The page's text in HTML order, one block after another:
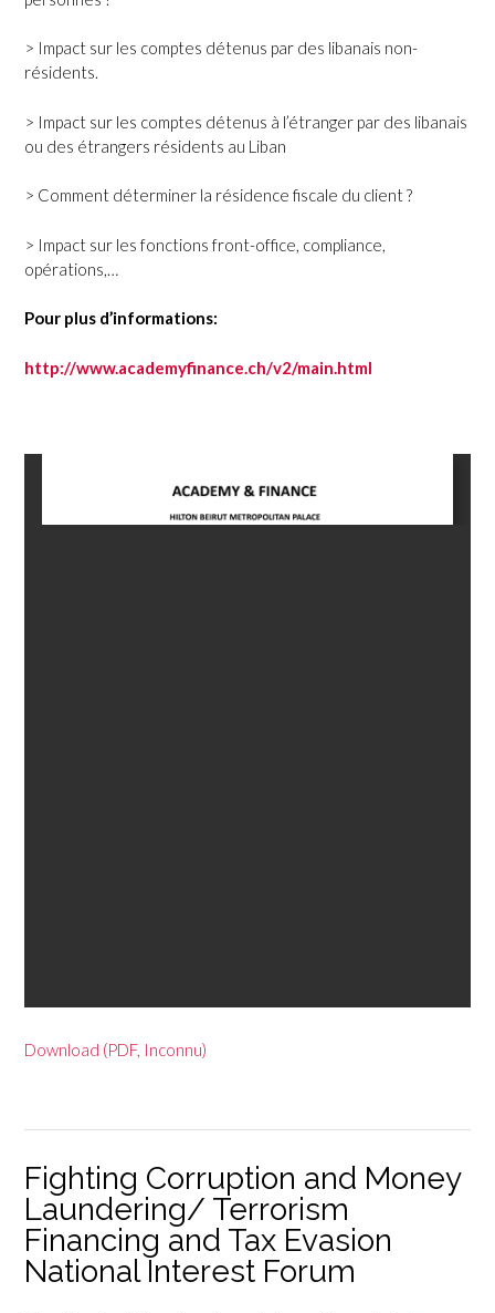
> Impact sur les comptes détenus par des libanais non-
résidents.
> Impact sur les comptes détenus à l’étranger par des libanais
ou des étrangers résidents au Liban
> Comment déterminer la résidence fiscale du client ?
> Impact sur les fonctions front-office, compliance,
opérations,…
Pour plus d’informations:
http://www.academyfinance.ch/v2/main.html
Download (PDF, Inconnu)
Fighting Corruption and Money
Laundering/ Terrorism
Financing and Tax Evasion
National Interest Forum